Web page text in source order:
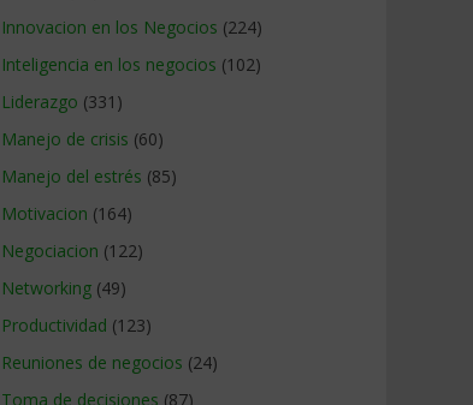
Innovacion en los Negocios (224)
Inteligencia en los negocios (102)
Liderazgo (331)
Manejo de crisis (60)
Manejo del estrés (85)
Motivacion (164)
Negociacion (122)
Networking (49)
Productividad (123)
Reuniones de negocios (24)
Toma de decisiones (87)